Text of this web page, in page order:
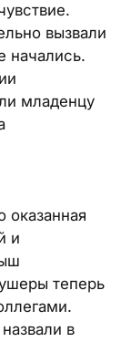
вызвали
начались.
младенцу
и
теперь
в